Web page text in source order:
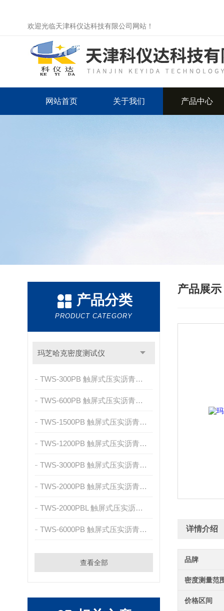
欢迎光临天津科仪达科技有限公司网站！
网站首页 关于我们 产品中心
产品分类
PRODUCT CATEGORY
玛芝哈克密度测试仪
TWS-300PB 触屏式压实沥青混凝土体积密度测试仪
TWS-600PB 触屏式压实沥青混凝土体积密度测试仪
TWS-1500PB 触屏式压实沥青混凝土体积密度测试仪
TWS-1200PB 触屏式压实沥青混凝土体积密度测试仪
TWS-3000PB 触屏式压实沥青混凝土体积密度测试仪
TWS-2000PB 触屏式压实沥青混凝土体积密度测试仪
TWS-2000PBL 触屏式压实沥青混凝土体积密度测试仪
TWS-6000PB 触屏式压实沥青混凝土体积密度测试仪
查看全部
产品展示
详情介绍
品牌
密度测量范
价格区间